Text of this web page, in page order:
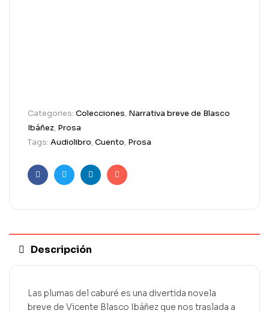
Categories: Colecciones, Narrativa breve de Blasco
Ibáñez, Prosa
Tags: Audiolibro,Cuento, Prosa
FacebookTwitterLinkedinEmail
Descripción
Las plumas del caburé es una divertida novela
breve de Vicente Blasco Ibáñez que nos traslada a